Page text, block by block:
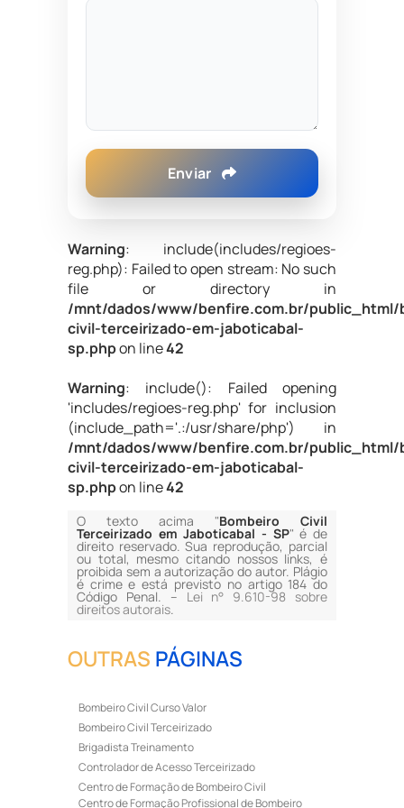
Enviar
Warning: include(includes/regioes-
reg.php): Failed to open stream: No such
file or directory in
/mnt/dados/www/benfire.com.br/public_html/
civil-terceirizado-em-jaboticabal-
sp.phpon line42
Warning: include(): Failed opening
'includes/regioes-reg.php' for inclusion
(include_path='.:/usr/share/php') in
/mnt/dados/www/benfire.com.br/public_html/
civil-terceirizado-em-jaboticabal-
sp.phpon line42
O texto acima "Bombeiro Civil
Terceirizado em Jaboticabal - SP" é de
direito reservado. Sua reprodução, parcial
ou total, mesmo citando nossos links, é
proibida sem a autorização do autor. Plágio
é crime e está previsto no artigo 184 do
Código Penal. – Lei n° 9.610-98 sobre
direitos autorais.
OUTRAS PÁGINAS
Bombeiro Civil Curso Valor
Bombeiro Civil Terceirizado
Brigadista Treinamento
Controlador de Acesso Terceirizado
Centro de Formação de Bombeiro Civil
Centro de Formação Profissional de Bombeiro